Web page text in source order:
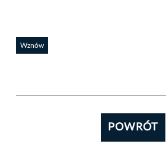
Wznów
POWRÓT